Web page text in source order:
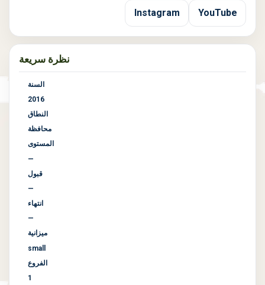
YouTube
Instagram
نظرة سريعة
السنة
2016
النطاق
محافظة
المستوى
—
قبول
—
انتهاء
—
ميزانية
small
الفروع
1